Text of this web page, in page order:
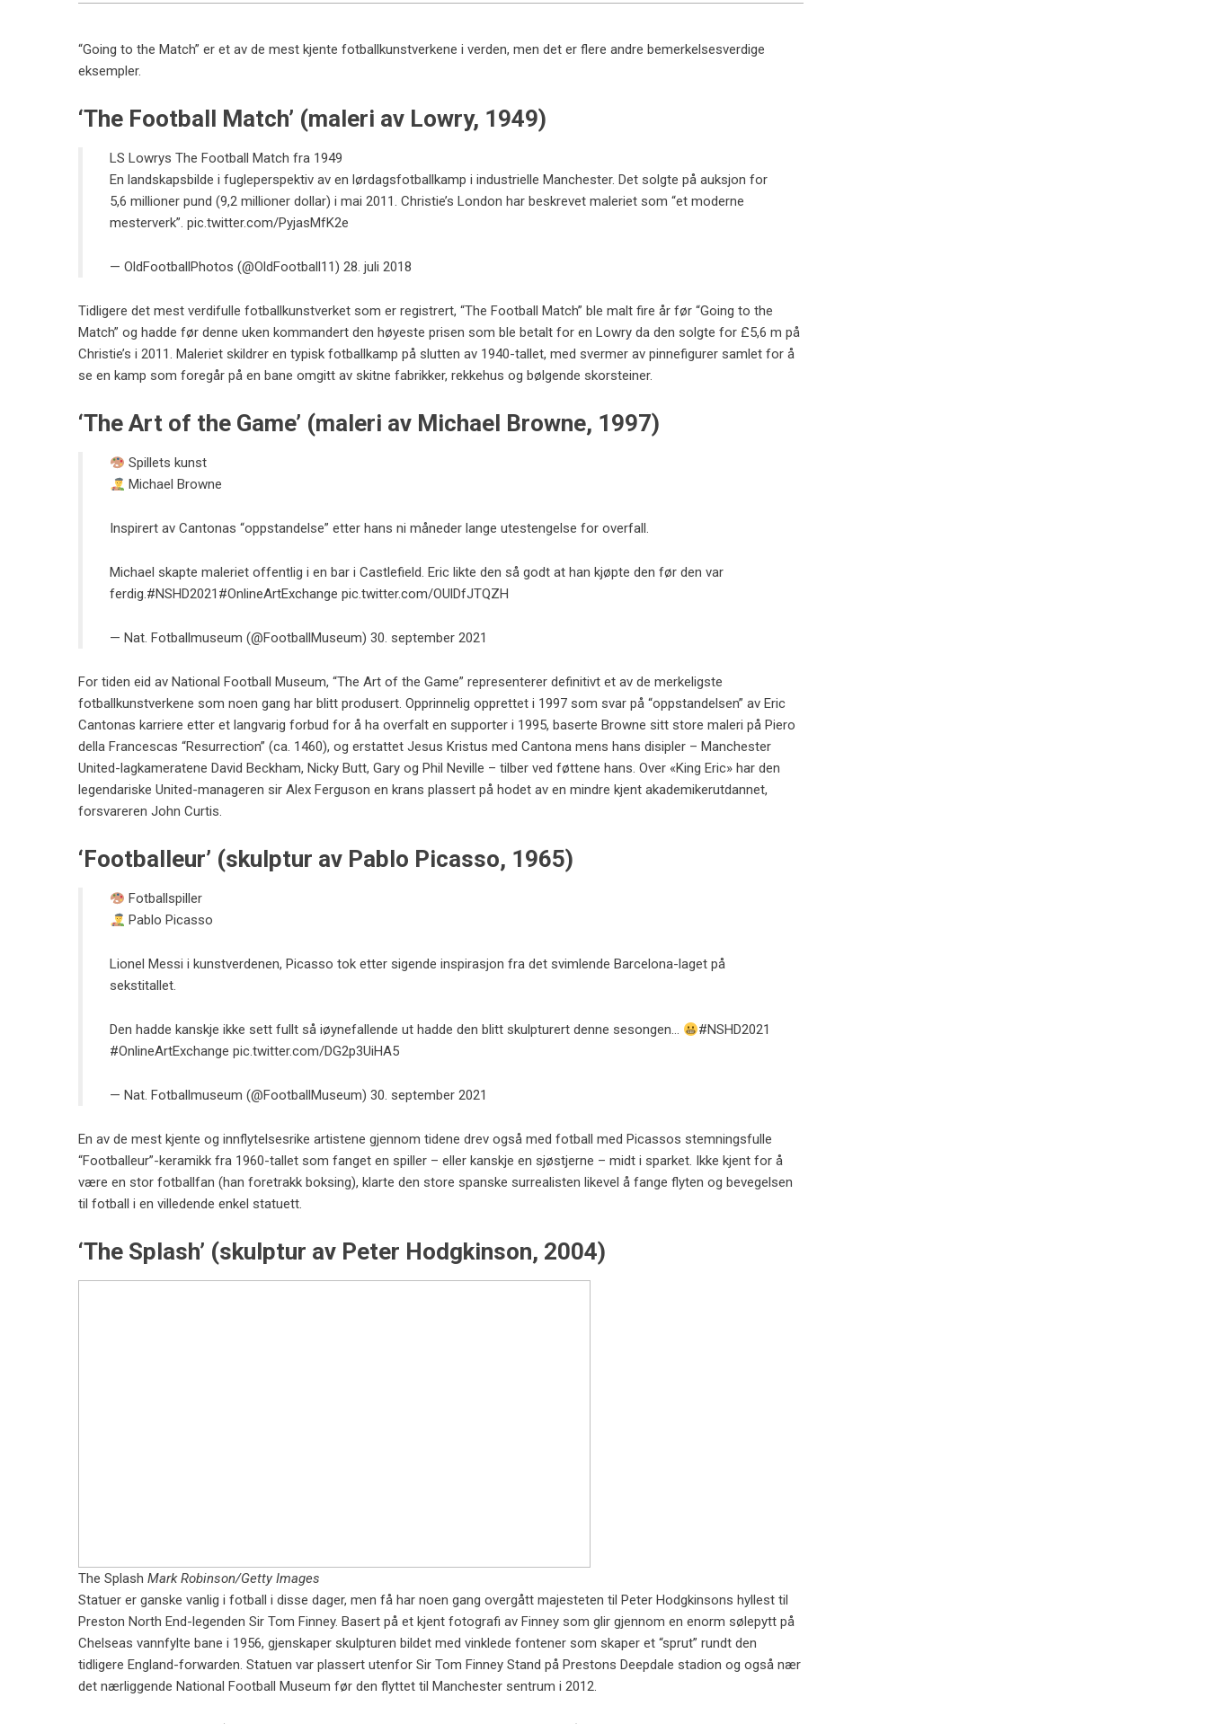
“Going to the Match” er et av de mest kjente fotballkunstverkene i verden, men det er flere andre bemerkelsesverdige
eksempler.
‘The Football Match’ (maleri av Lowry, 1949)
LS Lowrys The Football Match fra 1949
En landskapsbilde i fugleperspektiv av en lørdagsfotballkamp i industrielle Manchester. Det solgte på auksjon for
5,6 millioner pund (9,2 millioner dollar) i mai 2011. Christie’s London har beskrevet maleriet som “et moderne
mesterverk”. pic.twitter.com/PyjasMfK2e
— OldFootballPhotos (@OldFootball11) 28. juli 2018
Tidligere det mest verdifulle fotballkunstverket som er registrert, “The Football Match” ble malt fire år før “Going to the
Match” og hadde før denne uken kommandert den høyeste prisen som ble betalt for en Lowry da den solgte for £5,6 m på
Christie’s i 2011. Maleriet skildrer en typisk fotballkamp på slutten av 1940-tallet, med svermer av pinnefigurer samlet for å
se en kamp som foregår på en bane omgitt av skitne fabrikker, rekkehus og bølgende skorsteiner.
‘The Art of the Game’ (maleri av Michael Browne, 1997)
Spillets kunst
Michael Browne
Inspirert av Cantonas “oppstandelse” etter hans ni måneder lange utestengelse for overfall.
Michael skapte maleriet offentlig i en bar i Castlefield. Eric likte den så godt at han kjøpte den før den var
ferdig.#NSHD2021 #OnlineArtExchange pic.twitter.com/OUlDfJTQZH
— Nat. Fotballmuseum (@FootballMuseum) 30. september 2021
For tiden eid av National Football Museum, “The Art of the Game” representerer definitivt et av de merkeligste
fotballkunstverkene som noen gang har blitt produsert. Opprinnelig opprettet i 1997 som svar på “oppstandelsen” av Eric
Cantonas karriere etter et langvarig forbud for å ha overfalt en supporter i 1995, baserte Browne sitt store maleri på Piero
della Francescas “Resurrection” (ca. 1460), og erstattet Jesus Kristus med Cantona mens hans disipler – Manchester
United-lagkameratene David Beckham, Nicky Butt, Gary og Phil Neville – tilber ved føttene hans. Over «King Eric» har den
legendariske United-manageren sir Alex Ferguson en krans plassert på hodet av en mindre kjent akademikerutdannet,
forsvareren John Curtis.
‘Footballeur’ ​​(skulptur av Pablo Picasso, 1965)
Fotballspiller
Pablo Picasso
Lionel Messi i kunstverdenen, Picasso tok etter sigende inspirasjon fra det svimlende Barcelona-laget på
sekstitallet.
Den hadde kanskje ikke sett fullt så iøynefallende ut hadde den blitt skulpturert denne sesongen…
#NSHD2021
#OnlineArtExchange pic.twitter.com/DG2p3UiHA5
— Nat. Fotballmuseum (@FootballMuseum) 30. september 2021
En av de mest kjente og innflytelsesrike artistene gjennom tidene drev også med fotball med Picassos stemningsfulle
“Footballeur”-keramikk fra 1960-tallet som fanget en spiller – eller kanskje en sjøstjerne – midt i sparket. Ikke kjent for å
være en stor fotballfan (han foretrakk boksing), klarte den store spanske surrealisten likevel å fange flyten og bevegelsen
til fotball i en villedende enkel statuett.
‘The Splash’ (skulptur av Peter Hodgkinson, 2004)
The Splash Mark Robinson/Getty Images
Statuer er ganske vanlig i fotball i disse dager, men få har noen gang overgått majesteten til Peter Hodgkinsons hyllest til
Preston North End-legenden Sir Tom Finney. Basert på et kjent fotografi av Finney som glir gjennom en enorm sølepytt på
Chelseas vannfylte bane i 1956, gjenskaper skulpturen bildet med vinklede fontener som skaper et “sprut” rundt den
tidligere England-forwarden. Statuen var plassert utenfor Sir Tom Finney Stand på Prestons Deepdale stadion og også nær
det nærliggende National Football Museum før den flyttet til Manchester sentrum i 2012.